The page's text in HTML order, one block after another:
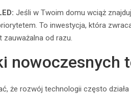
Jeśli w Twoim domu wciąż
To inwestycja, która
zauważalna od razu.
że rozwój technologii często